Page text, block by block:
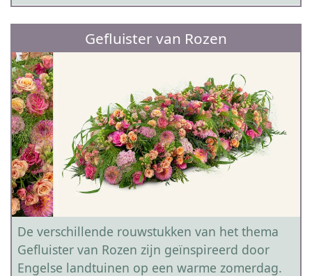
Gefluister van Rozen
De verschillende rouwstukken van het thema
Gefluister van Rozen zijn geïnspireerd door
Engelse landtuinen op een warme zomerdag.